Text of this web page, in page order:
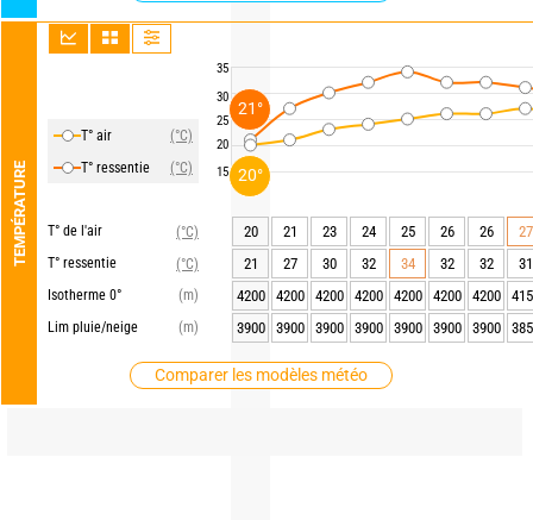
TEMPÉRATURE
T° air
(°C)
T° ressentie
(°C)
T° de l'air
(°C)
T° ressentie
(°C)
Isotherme 0°
(m)
Lim pluie/neige
(m)
Comparer les modèles météo
35
30
25
20
15
20 21 23 24 25 26 26
27
21
27 30 32 34 32 32
31
4200
4200 4200 4200 4200 4200 4200
3900
3900 3900 3900 3900 3900 3900
20°
21°